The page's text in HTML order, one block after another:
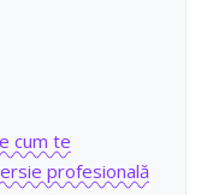
cum te
profesională